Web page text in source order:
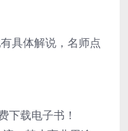
具体解说，名师点
下载电子书！